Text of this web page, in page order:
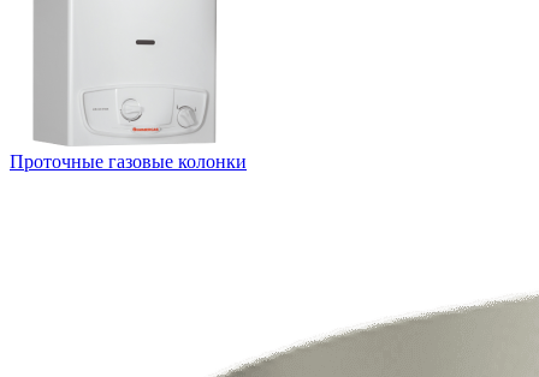
Проточные газовые колонки